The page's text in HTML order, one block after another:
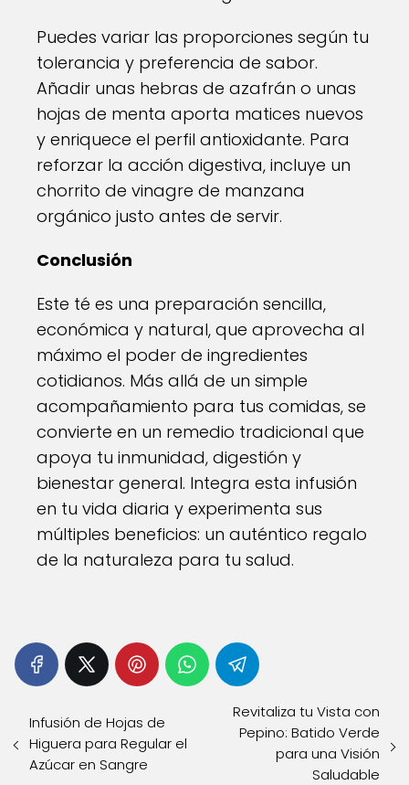
Puedes variar las proporciones según tu
tolerancia y preferencia de sabor.
Añadir unas hebras de azafrán o unas
hojas de menta aporta matices nuevos
y enriquece el perfil antioxidante. Para
reforzar la acción digestiva, incluye un
chorrito de vinagre de manzana
orgánico justo antes de servir.
Conclusión
Este té es una preparación sencilla,
económica y natural, que aprovecha al
máximo el poder de ingredientes
cotidianos. Más allá de un simple
acompañamiento para tus comidas, se
convierte en un remedio tradicional que
apoya tu inmunidad, digestión y
bienestar general. Integra esta infusión
en tu vida diaria y experimenta sus
múltiples beneficios: un auténtico regalo
de la naturaleza para tu salud.
Infusión de Hojas de
Higuera para Regular el
Azúcar en Sangre
Revitaliza tu Vista con
Pepino: Batido Verde
para una Visión
Saludable